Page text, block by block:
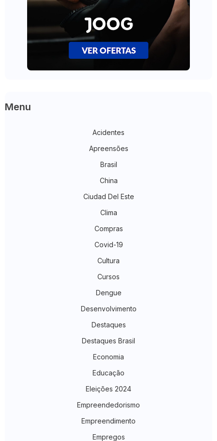
Menu
Acidentes
Apreensões
Brasil
China
Ciudad Del Este
Clima
Compras
Covid-19
Cultura
Cursos
Dengue
Desenvolvimento
Destaques
Destaques Brasil
Economia
Educação
Eleições 2024
Empreendedorismo
Empreendimento
Empregos